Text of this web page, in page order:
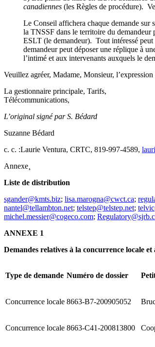
canadiennes (les Règles de procédure).
Le Conseil affichera chaque demande
la TNSSF dans le territoire du demandeur
ESLT (le demandeur). Tout intéressé
demandeur peut déposer une réplique à
l’intimé et aux intervenants auxquels le
Veuillez agréer, Madame, Monsieur,
La gestionnaire principale, Tarifs,
Télécommunications,
L’original signé par S. Bédard
Suzanne Bédard
c. c. :Laurie Ventura, CRTC, 819-997-4589,
Annexe¸
Liste de distribution
sgander@kmts.biz; lisa.marogna@cwct.ca;
nantel@tellambton.net; telstep@telstep.net;
michel.messier@cogeco.com;
ANNEXE 1
Demandes relatives à la concurrence locale
Type de demande Numéro de dossier
Concurrence locale 8663-B7-200905052
Concurrence locale 8663-C41-200813800